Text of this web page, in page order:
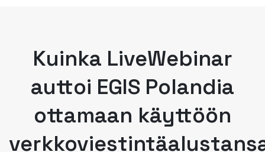
Kuinka LiveWebinar
auttoi EGIS Polandia
ottamaan käyttöön